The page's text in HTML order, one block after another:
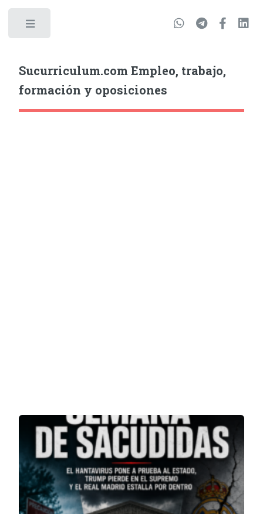
Sucurriculum.com Empleo, trabajo,
formación y oposiciones